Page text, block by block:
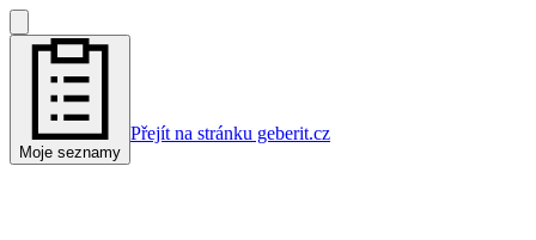
Moje seznamy
Přejít na stránku geberit.cz